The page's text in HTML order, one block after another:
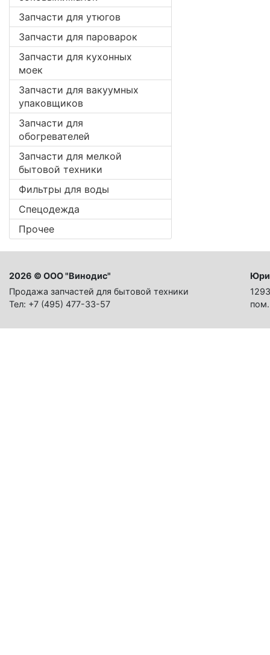
Запчасти для утюгов
Запчасти для пароварок
Запчасти для кухонных
моек
Запчасти для вакуумных
упаковщиков
Запчасти для
обогревателей
Запчасти для мелкой
бытовой техники
Фильтры для воды
Спецодежда
Прочее
2026 © ООО "Винодис"
Продажа запчастей для бытовой техники
Тел: +7 (495) 477-33-57